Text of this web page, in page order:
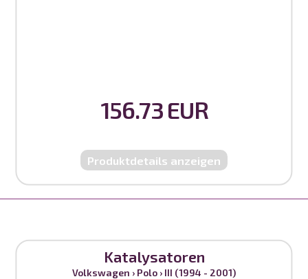
156.73 EUR
Produktdetails anzeigen
Katalysatoren
Volkswagen › Polo › III (1994 - 2001)